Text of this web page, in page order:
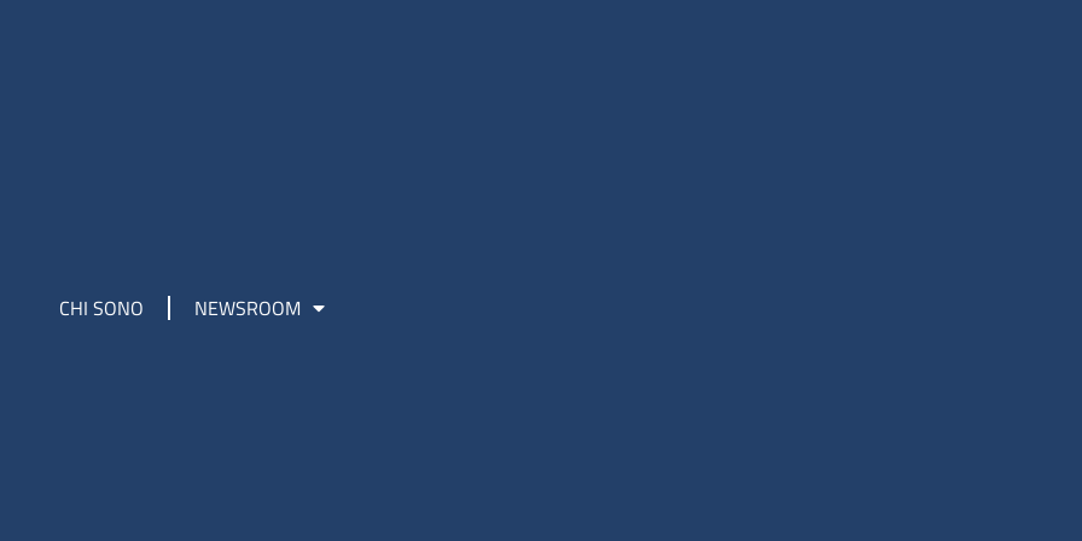
CHI SONO NEWSROOM